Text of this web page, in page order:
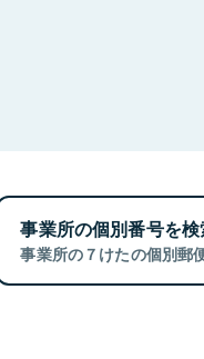
事業所の個別番号を
事業所の７けたの個別郵